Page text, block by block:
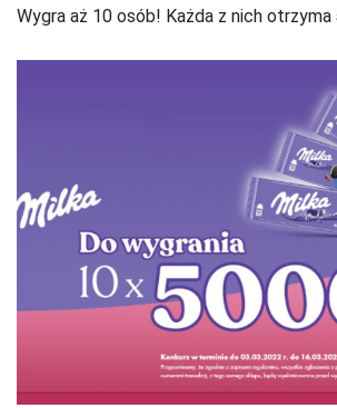
Wygra aż 10 osób! Każda z nich otrzyma